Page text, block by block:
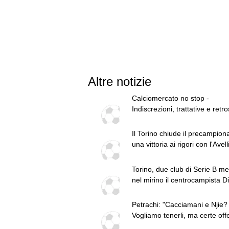
Altre notizie
Calciomercato no stop -
Indiscrezioni, trattative e
Il Torino chiude il
una vittoria ai rigori con
Torino, due club di Serie B
nel mirino il centrocampista Di
Petrachi: "Cacciamani e Njie?
Vogliamo tenerli, ma certe